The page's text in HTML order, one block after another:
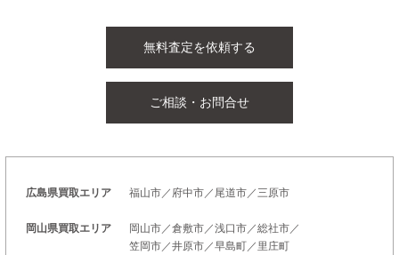
無料査定を依頼する
ご相談・お問合せ
広島県買取エリア 福山市／府中市／尾道市／三原市
岡山県買取エリア
岡山市／倉敷市／浅口市／総社市／
笠岡市／井原市／早島町／里庄町